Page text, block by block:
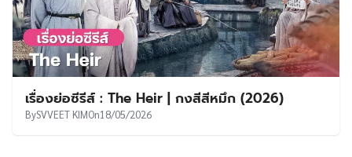
เรื่องย่อซีรีส์ : The Heir | กงสีสีหมึก (2026)
BySVVEET KIMOn18/05/2026